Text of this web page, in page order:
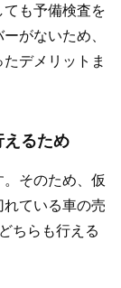
も予備検査を
がないため、
デメリットま
えるため
そのため、仮
ている車の売
ちらも行える